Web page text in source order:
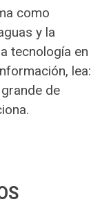
como
y la
tecnología en
lea:
de